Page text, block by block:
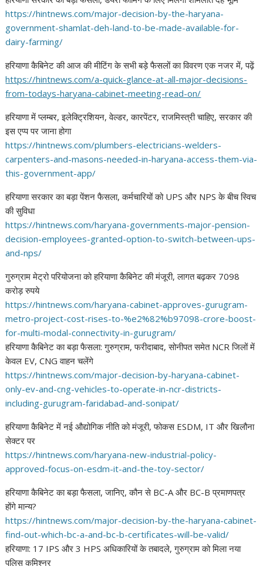
https://hintnews.com/major-decision-by-the-haryana-
government-shamlat-deh-land-to-be-made-available-for-
dairy-farming/
हरियाणा कैबिनेट की आज की मीटिंग के सभी बड़े फैसलों का विवरण एक नजर में, पढ़ें
https://hintnews.com/a-quick-glance-at-all-major-decisions-
from-todays-haryana-cabinet-meeting-read-on/
हरियाणा में प्लम्बर, इलेक्ट्रिशियन, वेल्डर, कारपेंटर, राजमिस्त्री चाहिए, सरकार की
इस एप्प पर जाना होगा
https://hintnews.com/plumbers-electricians-welders-
carpenters-and-masons-needed-in-haryana-access-them-via-
this-government-app/
हरियाणा सरकार का बड़ा पेंशन फैसला, कर्मचारियों को UPS और NPS के बीच स्विच
की सुविधा
https://hintnews.com/haryana-governments-major-pension-
decision-employees-granted-option-to-switch-between-ups-
and-nps/
गुरुग्राम मेट्रो परियोजना को हरियाणा कैबिनेट की मंजूरी, लागत बढ़कर 7098
करोड़ रुपये
https://hintnews.com/haryana-cabinet-approves-gurugram-
metro-project-cost-rises-to-%e2%82%b97098-crore-boost-
for-multi-modal-connectivity-in-gurugram/
हरियाणा कैबिनेट का बड़ा फैसला: गुरुग्राम, फरीदाबाद, सोनीपत समेत NCR जिलों में
केवल EV, CNG वाहन चलेंगे
https://hintnews.com/major-decision-by-haryana-cabinet-
only-ev-and-cng-vehicles-to-operate-in-ncr-districts-
including-gurugram-faridabad-and-sonipat/
हरियाणा कैबिनेट में नई औद्योगिक नीति को मंजूरी, फोकस ESDM, IT और खिलौना
सेक्टर पर
https://hintnews.com/haryana-new-industrial-policy-
approved-focus-on-esdm-it-and-the-toy-sector/
हरियाणा कैबिनेट का बड़ा फैसला, जानिए, कौन से BC-A और BC-B प्रमाणपत्र
होंगे मान्य?
https://hintnews.com/major-decision-by-the-haryana-cabinet-
find-out-which-bc-a-and-bc-b-certificates-will-be-valid/
हरियाणा: 17 IPS और 3 HPS अधिकारियों के तबादले, गुरुग्राम को मिला नया
पुलिस कमिश्नर